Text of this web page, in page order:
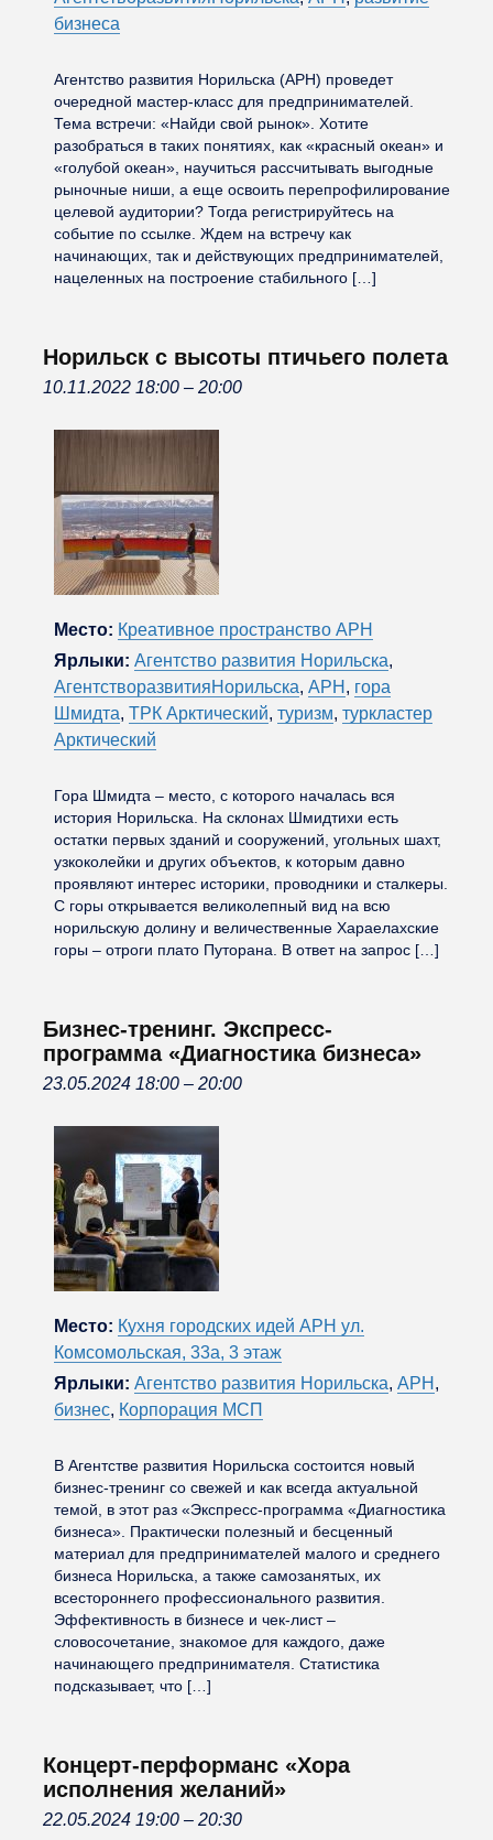
бизнеса
Агентство развития Норильска (АРН) проведет
очередной мастер-класс для предпринимателей.
Тема встречи: «Найди свой рынок». Хотите
разобраться в таких понятиях, как «красный океан» и
«голубой океан», научиться рассчитывать выгодные
рыночные ниши, а еще освоить перепрофилирование
целевой аудитории? Тогда регистрируйтесь на
событие по ссылке. Ждем на встречу как
начинающих, так и действующих предпринимателей,
нацеленных на построение стабильного […]
Норильск с высоты птичьего полета
10.11.2022 18:00 – 20:00
Место: Креативное пространство АРН
Ярлыки: Агентство развития Норильска,
АгентстворазвитияНорильска, АРН , гора
Шмидта, ТРК Арктический, туризм, туркластер
Арктический
Гора Шмидта – место, с которого началась вся
история Норильска. На склонах Шмидтихи есть
остатки первых зданий и сооружений, угольных шахт,
узкоколейки и других объектов, к которым давно
проявляют интерес историки, проводники и сталкеры.
С горы открывается великолепный вид на всю
норильскую долину и величественные Хараелахские
горы – отроги плато Путорана. В ответ на запрос […]
Бизнес-тренинг. Экспресс-
программа «Диагностика бизнеса»
23.05.2024 18:00 – 20:00
Место: Кухня городских идей АРН ул.
Комсомольская, 33а, 3 этаж
Ярлыки: Агентство развития Норильска, АРН ,
бизнес, Корпорация МСП
В Агентстве развития Норильска состоится новый
бизнес-тренинг со свежей и как всегда актуальной
темой, в этот раз «Экспресс-программа «Диагностика
бизнеса». Практически полезный и бесценный
материал для предпринимателей малого и среднего
бизнеса Норильска, а также самозанятых, их
всестороннего профессионального развития.
Эффективность в бизнесе и чек-лист –
словосочетание, знакомое для каждого, даже
начинающего предпринимателя. Статистика
подсказывает, что […]
Концерт-перформанс «Хора
исполнения желаний»
22.05.2024 19:00 – 20:30